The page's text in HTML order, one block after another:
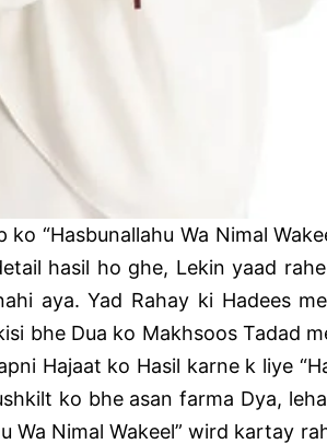
ko “Hasbunallahu Wa Nimal
hasil ho ghe, Lekin yaad
aya. Yad Rahay ki Hadees
bhe Dua ko Makhsoos Tadad
Hajaat ko Hasil karne k liye
ko bhe asan farma Dya,
Wa Nimal Wakeel” wird kartay